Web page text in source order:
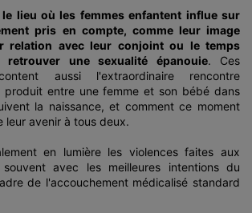
le lieu où les femmes enfantent influe sur
pris en compte, comme leur image
relation avec leur conjoint ou le temps
retrouver une sexualité épanouie. Ces
aussi l'extraordinaire rencontre
produit entre une femme et son bébé dans
la naissance, et comment ce moment
leur avenir à tous deux.
en lumière les violences faites aux
avec les meilleures intentions du
de l'accouchement médicalisé standard